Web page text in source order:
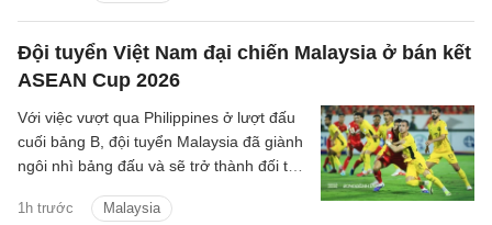
Đội tuyển Việt Nam đại chiến Malaysia ở bán kết
ASEAN Cup 2026
1h trước Malaysia
Với việc vượt qua Philippines ở lượt đấu
cuối bảng B, đội tuyển Malaysia đã giành
ngôi nhì bảng đấu và sẽ trở thành đối thủ
hành trình bảo vệ ngôi vương Đông Nam